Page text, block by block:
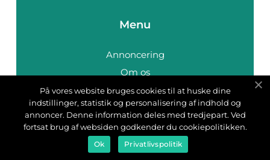
Menu
Annoncering
Om os
Cookies
Kontakt os
Sitemap
På vores website bruges cookies til at huske dine
indstillinger, statistik og personalisering af indhold og
annoncer. Denne information deles med tredjepart. Ved
fortsat brug af websiden godkender du cookiepolitikken.
Ok Privatlivspolitik